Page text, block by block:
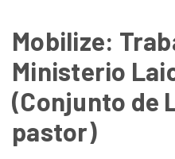
Mobilize:
Ministerio
(Conjunto de
pastor)